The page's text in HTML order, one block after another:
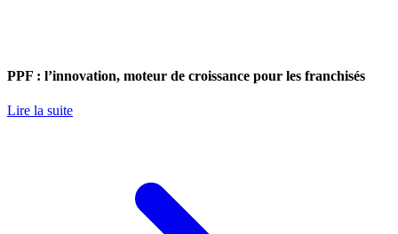
PPF : l’innovation, moteur de croissance pour les franchisés
Lire la suite